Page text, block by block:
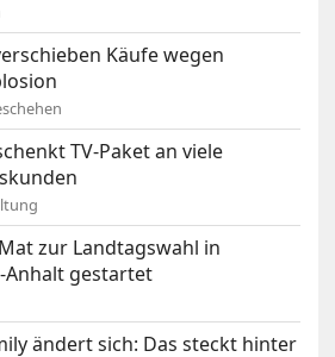
Käufe wegen
TV-Paket an viele
zur Landtagswahl in
Anhalt gestartet
ändert sich: Das steckt hinter